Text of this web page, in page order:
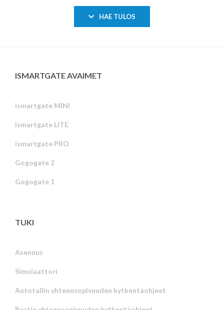
HAE TULOS
ISMARTGATE AVAIMET
ismartgate MINI
ismartgate LITE
ismartgate PRO
Gogogate 2
Gogogate 1
TUKI
Asennus
Simulaattori
Autotallin yhteensopivuuden kytkentäohjeet